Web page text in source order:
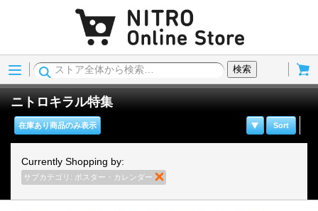
Menu
検索
ニトロキラル特集
Sort
在庫あり商品のみ表示
Currently Shopping by:
サブカテゴリ: ポスター・カレンダー